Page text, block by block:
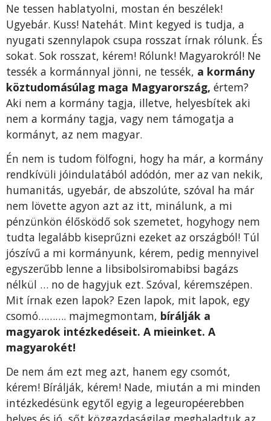
Ne tessen hablatyolni, mostan én beszélek!
Ugyebár. Kuss! Natehát. Mint kegyed is tudja, a
nyugati szennylapok csupa rosszat írnak rólunk. És
sokat. Sok rosszat, kérem! Rólunk! Magyarokról! Ne
tessék a kormánnyal jönni, ne tessék, a kormány
köztudomásúlag maga Magyarország, értem?
Aki nem a kormány tagja, illetve, helyesbítek aki
nem a kormány tagja, vagy nem támogatja a
kormányt, az nem magyar.
Én nem is tudom fölfogni, hogy ha már, a kormány
rendkívüli jóindulatából adódón, mer az van nekik,
humanitás, ugyebár, de abszolúte, szóval ha már
nem lövette agyon azt az itt, minálunk, a mi
pénzünkön élősködő sok szemetet, hogyhogy nem
tudta legalább kiseprűzni ezeket az országból! Túl
jószívű a mi kormányunk, kérem, pedig mennyivel
egyszerűbb lenne a libsibolsiromabibsi bagázs
nélkül … no de hagyjuk ezt. Szóval, kéremszépen.
Mit írnak ezen lapok? Ezen lapok, mit lapok, egy
csomó………. majmegmontam, bírálják a
magyarok intézkedéseit. A mieinket. A
magyarokét!
De nem ám ezt meg azt, hanem egy csomót,
kérem! Bírálják, kérem! Nade, miután a mi minden
intézkedésünk egytől egyig a legeuropéerebben